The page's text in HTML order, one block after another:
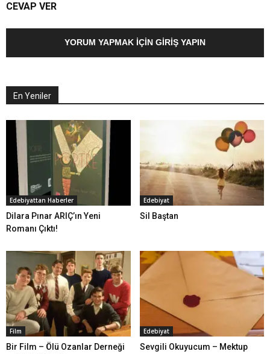
CEVAP VER
YORUM YAPMAK İÇIN GIRIŞ YAPIN
En Yeniler
Edebiyattan Haberler
Dilara Pınar ARIÇ’ın Yeni
Romanı Çıktı!
Edebiyat
Sil Baştan
Film
Bir Film – Ölü Ozanlar Derneği
Edebiyat
Sevgili Okuyucum – Mektup